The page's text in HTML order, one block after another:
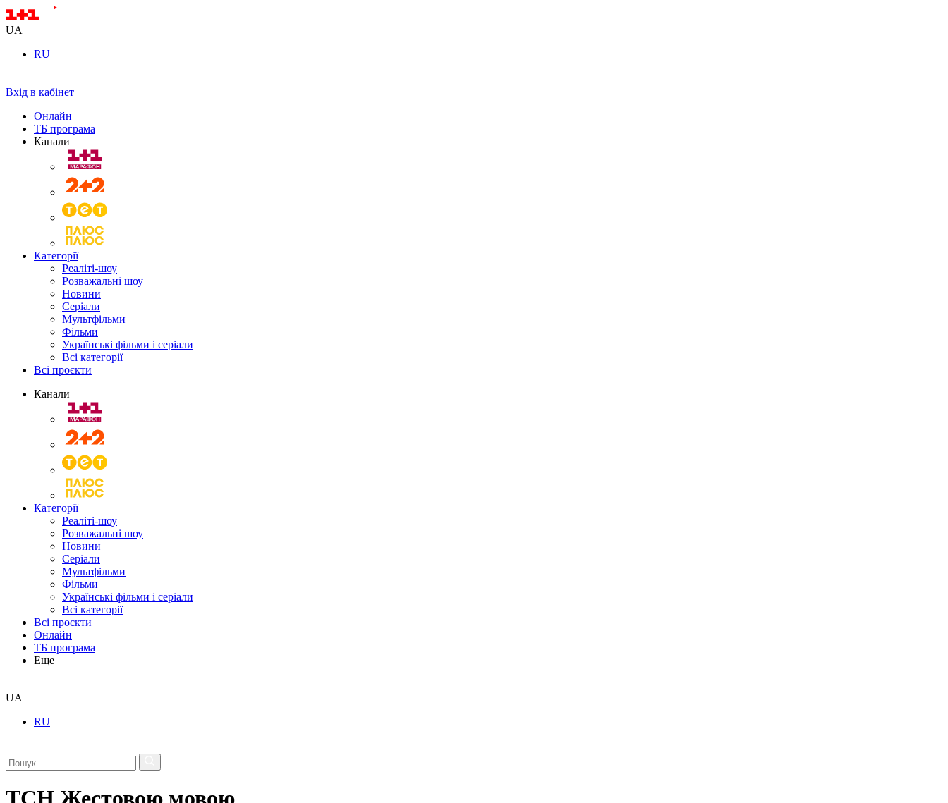
UA
RU
Вхід в кабінет
Онлайн
ТБ програма
Канали
Категорії
Реаліті-шоу
Розважальні шоу
Новини
Серіали
Мультфільми
Фільми
Українські фільми і серіали
Всі категорії
Всі проєкти
Канали
Категорії
Реаліті-шоу
Розважальні шоу
Новини
Серіали
Мультфільми
Фільми
Українські фільми і серіали
Всі категорії
Всі проєкти
Онлайн
ТБ програма
Еще
UA
RU